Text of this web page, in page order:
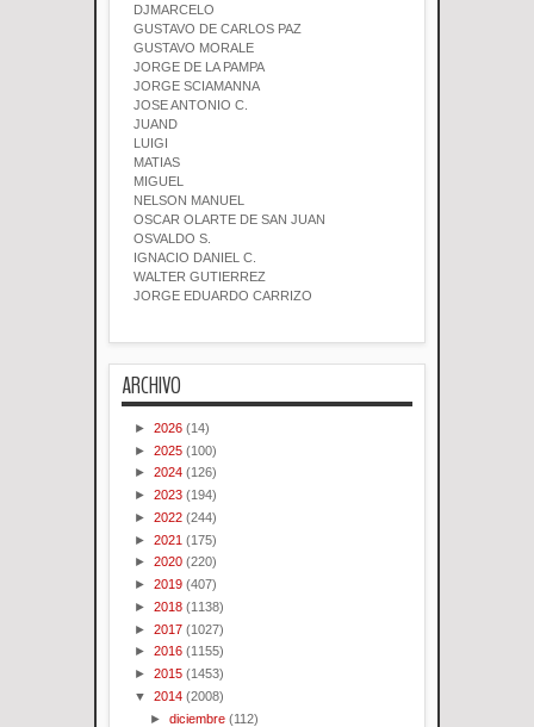
DJMARCELO
GUSTAVO DE CARLOS PAZ
GUSTAVO MORALE
JORGE DE LA PAMPA
JORGE SCIAMANNA
JOSE ANTONIO C.
JUAND
LUIGI
MATIAS
MIGUEL
NELSON MANUEL
OSCAR OLARTE DE SAN JUAN
OSVALDO S.
IGNACIO DANIEL C.
WALTER GUTIERREZ
JORGE EDUARDO CARRIZO
ARCHIVO
► 2026 (14)
► 2025 (100)
► 2024 (126)
► 2023 (194)
► 2022 (244)
► 2021 (175)
► 2020 (220)
► 2019 (407)
► 2018 (1138)
► 2017 (1027)
► 2016 (1155)
► 2015 (1453)
▼ 2014 (2008)
►diciembre (112)